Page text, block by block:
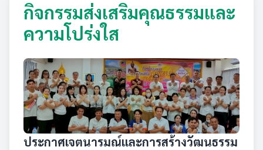
กิจกรรมส่งเสริมคุณธรรมและ
ความโปร่งใส
ประกาศเจตนารมณ์และการสร้างวัฒนธรรม